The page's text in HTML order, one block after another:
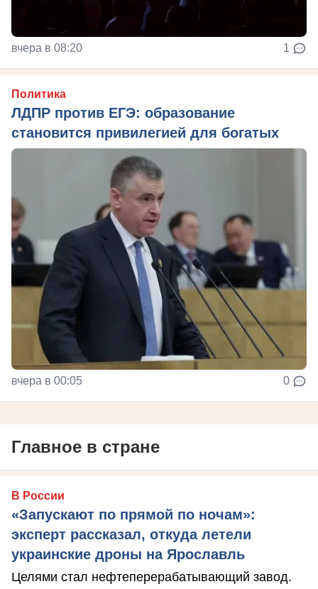
вчера в 08:20 1
Политика
ЛДПР против ЕГЭ: образование
становится привилегией для богатых
вчера в 00:05 0
Главное в стране
В России
«Запускают по прямой по ночам»:
эксперт рассказал, откуда летели
украинские дроны на Ярославль
Целями стал нефтеперерабатывающий завод.